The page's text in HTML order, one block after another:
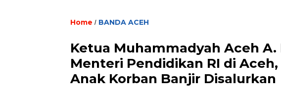
Home / BANDA ACEH
Ketua Muhammadyah Aceh
Menteri Pendidikan RI di
Anak Korban Banjir Disalurkan